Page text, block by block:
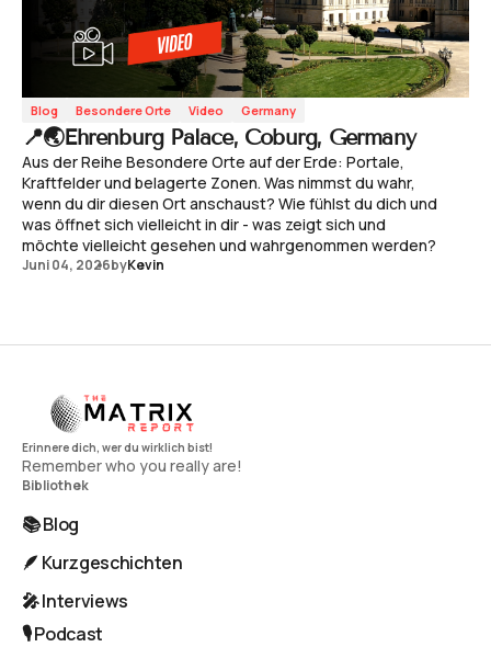
Blog Besondere Orte Video Germany
📍🌏Ehrenburg Palace, Coburg, Germany
Aus der Reihe Besondere Orte auf der Erde: Portale,
Kraftfelder und belagerte Zonen. Was nimmst du wahr,
wenn du dir diesen Ort anschaust? Wie fühlst du dich und
was öffnet sich vielleicht in dir - was zeigt sich und
möchte vielleicht gesehen und wahrgenommen werden?
Juni 04, 2026byKevin
Remember who you really are!
Bibliothek
📚 Blog
🪶 Kurzgeschichten
🎤 Interviews
🎙️ Podcast